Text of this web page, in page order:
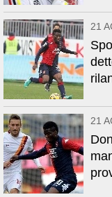
21
21